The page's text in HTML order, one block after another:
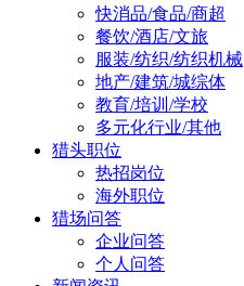
快消品/食品/商超
餐饮/酒店/文旅
服装/纺织/纺织机械
地产/建筑/城综体
教育/培训/学校
多元化行业/其他
猎头职位
热招岗位
海外职位
猎场问答
企业问答
个人问答